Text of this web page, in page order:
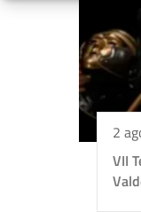
2
VII